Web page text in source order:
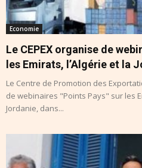
Economie
Le CEPEX organise de
les Emirats, l’Algérie et la
Le Centre de Promotion des
de webinaires "Points Pays" sur les
Jordanie, dans...